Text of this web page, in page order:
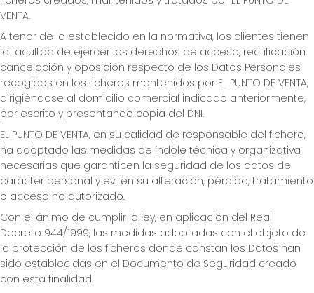
VENTA.
A tenor de lo establecido en la normativa, los clientes tienen
la facultad de ejercer los derechos de acceso, rectificación,
cancelación y oposición respecto de los Datos Personales
recogidos en los ficheros mantenidos por EL PUNTO DE VENTA,
dirigiéndose al domicilio comercial indicado anteriormente,
por escrito y presentando copia del DNI.
EL PUNTO DE VENTA, en su calidad de responsable del fichero,
ha adoptado las medidas de índole técnica y organizativa
necesarias que garanticen la seguridad de los datos de
carácter personal y eviten su alteración, pérdida, tratamiento
o acceso no autorizado.
Con el ánimo de cumplir la ley, en aplicación del Real
Decreto 944/1999, las medidas adoptadas con el objeto de
la protección de los ficheros donde constan los Datos han
sido establecidas en el Documento de Seguridad creado
con esta finalidad.